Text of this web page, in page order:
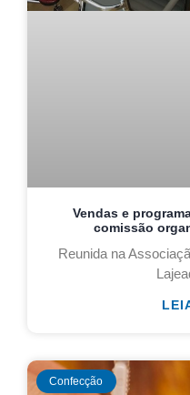
Vendas e
comissão
Reunida na
Confecção